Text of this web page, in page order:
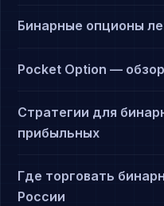
Бинарные опционы
Pocket Option —
Стратегии для
прибыльных
Где торговать
России